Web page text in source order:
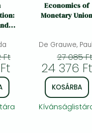
Ft
Economics of
Monetary Union
De Grauwe,
27 085 Ft
24 376 Ft
KOSÁRBA